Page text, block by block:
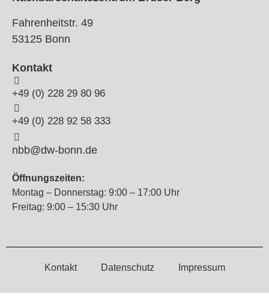
Fahrenheitstr. 49
53125 Bonn
Kontakt
+49 (0) 228 29 80 96
+49 (0) 228 92 58 333
nbb@dw-bonn.de
Öffnungszeiten:
Montag – Donnerstag: 9:00 – 17:00 Uhr
Freitag: 9:00 – 15:30 Uhr
Kontakt Datenschutz Impressum